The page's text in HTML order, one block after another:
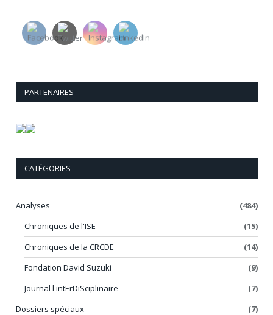
PARTENAIRES
CATÉGORIES
Analyses
(484)
Chroniques de l'ISE
(15)
Chroniques de la CRCDE
(14)
Fondation David Suzuki
(9)
Journal l'intErDiSciplinaire
(7)
Dossiers spéciaux
(7)